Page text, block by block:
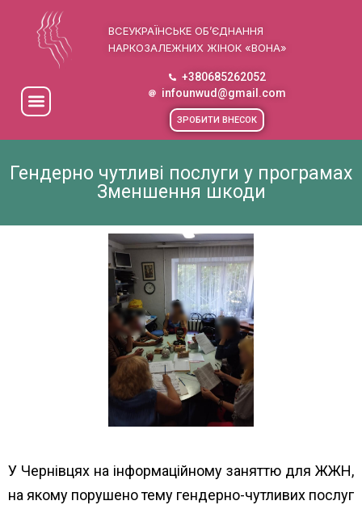
ВСЕУКРАЇНСЬКЕ ОБ’ЄДНАННЯ
НАРКОЗАЛЕЖНИХ ЖІНОК «ВОНА»
+380685262052
infounwud@gmail.com
ЗРОБИТИ ВНЕСОК
Гендерно чутливі послуги у програмах
Зменшення шкоди
У Чернівцях на інформаційному заняттю для ЖЖН,
на якому порушено тему гендерно-чутливих послуг